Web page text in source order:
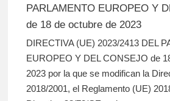
PARLAMENTO EUROPEO Y
de 18 de octubre de 2023
DIRECTIVA (UE) 2023/2413 DEL
EUROPEO Y DEL CONSEJO de
2023 por la que se modifican la
2018/2001, el Reglamento (UE)